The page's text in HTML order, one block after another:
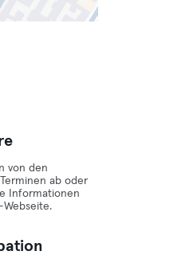
von den
ab oder
Informationen